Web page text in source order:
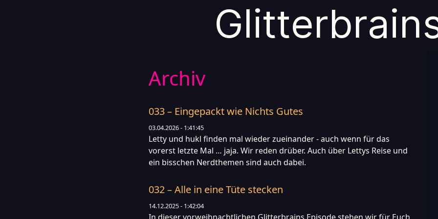
Glitter
Archiv
033 – Eingepackt wie Nichts Gutes
03.04.2026 - 1:41:45
Letty und hukl finden mal wieder zueinander - auch wenn für das
vorerst letzte Mal … jaja. Wir reden drüber. Auch über Lettys Reise und
ein bisschen Nerdthemen sind auch dabei.
032 – Alle in eine Tüte stecken
14.12.2025 - 1:42:04